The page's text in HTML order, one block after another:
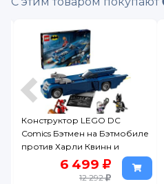
Конструктор LEGO DC
Comics Бэтмен на Бэтмобиле
против Харли Квинн и
Мистера Фриза 76274
6 499
12 292